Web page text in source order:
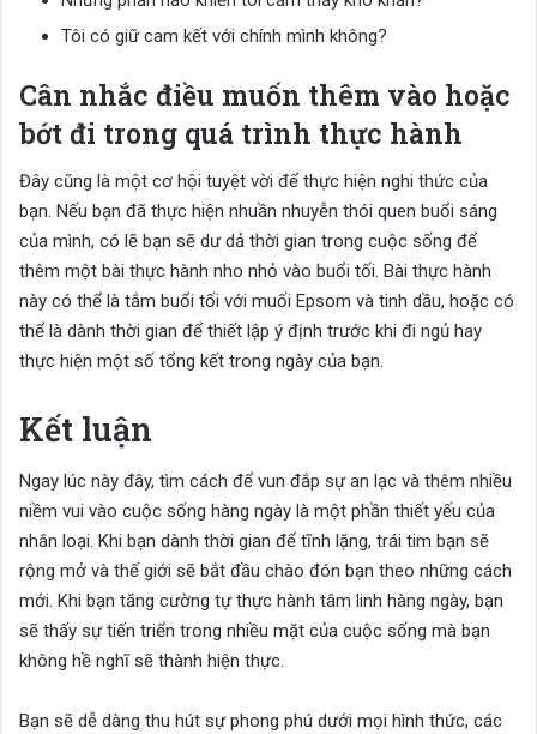
Tôi có giữ cam kết với chính mình không?
Cân nhắc điều muốn thêm vào hoặc
bớt đi trong quá trình thực hành
Đây cũng là một cơ hội tuyệt vời để thực hiện nghi thức của
bạn. Nếu bạn đã thực hiện nhuần nhuyễn thói quen buổi sáng
của mình, có lẽ bạn sẽ dư dả thời gian trong cuộc sống để
thêm một bài thực hành nho nhỏ vào buổi tối. Bài thực hành
này có thể là tắm buổi tối với muối Epsom và tinh dầu, hoặc có
thể là dành thời gian để thiết lập ý định trước khi đi ngủ hay
thực hiện một số tổng kết trong ngày của bạn.
Kết luận
Ngay lúc này đây, tìm cách để vun đắp sự an lạc và thêm nhiều
niềm vui vào cuộc sống hàng ngày là một phần thiết yếu của
nhân loại. Khi bạn dành thời gian để tĩnh lặng, trái tim bạn sẽ
rộng mở và thế giới sẽ bắt đầu chào đón bạn theo những cách
mới. Khi bạn tăng cường tự thực hành tâm linh hàng ngày, bạn
sẽ thấy sự tiến triển trong nhiều mặt của cuộc sống mà bạn
không hề nghĩ sẽ thành hiện thực.
Bạn sẽ dễ dàng thu hút sự phong phú dưới mọi hình thức, các